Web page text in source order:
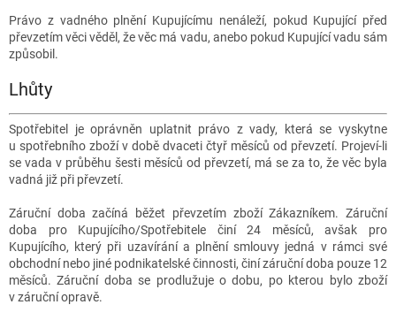
Právo z vadného plnění Kupujícímu nenáleží, pokud Kupující před
převzetím věci věděl, že věc má vadu, anebo pokud Kupující vadu sám
způsobil.
Lhůty
Spotřebitel je oprávněn uplatnit právo z vady, která se vyskytne
u spotřebního zboží v době dvaceti čtyř měsíců od převzetí. Projeví-li
se vada v průběhu šesti měsíců od převzetí, má se za to, že věc byla
vadná již při převzetí.
Záruční doba začíná běžet převzetím zboží Zákazníkem. Záruční
doba pro Kupujícího/Spotřebitele činí 24 měsíců, avšak pro
Kupujícího, který při uzavírání a plnění smlouvy jedná v rámci své
obchodní nebo jiné podnikatelské činnosti, činí záruční doba pouze 12
měsíců. Záruční doba se prodlužuje o dobu, po kterou bylo zboží
v záruční opravě.